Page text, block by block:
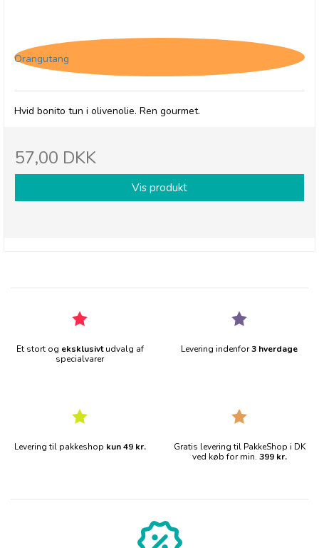
Orangutang
Hvid bonito tun i olivenolie. Ren gourmet.
57,00 DKK
Vis produkt
Et stort og eksklusivtudvalg af
specialvarer
Levering indenfor3 hverdage
Levering til pakkeshop kun 49 kr.
Gratis levering til PakkeShop i DK
ved køb for min. 399 kr.